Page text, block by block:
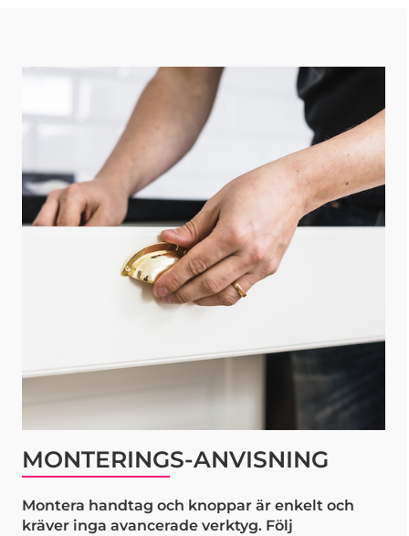
MONTERINGS-ANVISNING
Montera handtag och knoppar är enkelt och
kräver inga avancerade verktyg. Följ